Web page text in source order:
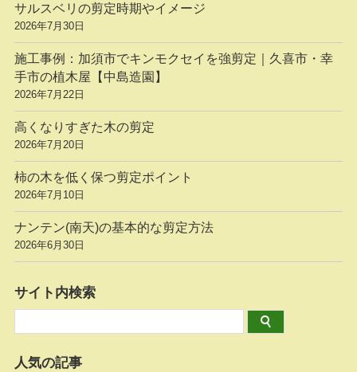
サルスベリの剪定時期やイメージ
2026年7月30日
施工事例：加須市でキンモクセイを強剪定｜久喜市・幸
手市の植木屋【中島造園】
2026年7月22日
高くなりすぎた木の剪定
2026年7月20日
柿の木を低く保つ剪定ポイント
2026年7月10日
ナンテン(南天)の基本的な剪定方法
2026年6月30日
サイト内検索
人気の記事